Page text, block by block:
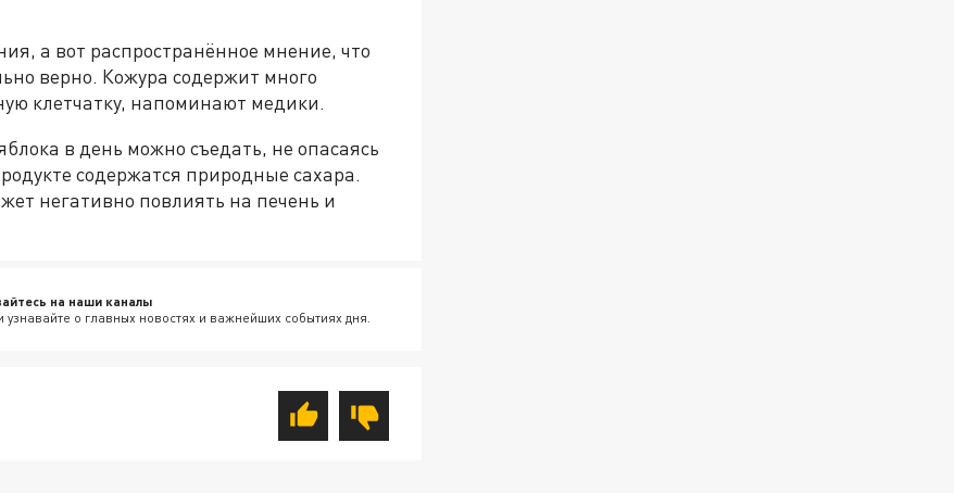
а вот распространённое мнение, что
верно. Кожура содержит много
клетчатку, напоминают медики.
в день можно съедать, не опасаясь
содержатся природные сахара.
негативно повлиять на печень и
на наши каналы
узнавайте о главных новостях и важнейших событиях дня.